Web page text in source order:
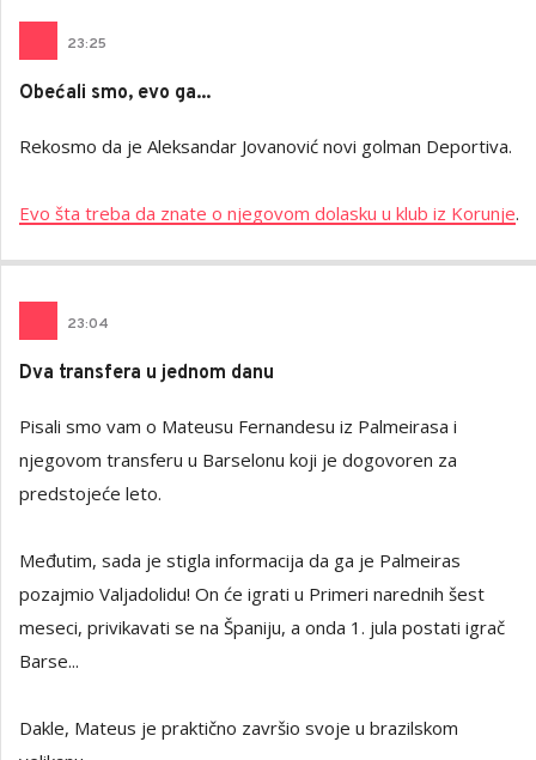
23:25
Obećali smo, evo ga...
Rekosmo da je Aleksandar Jovanović novi golman Deportiva.
Evo šta treba da znate o njegovom dolasku u klub iz Korunje.
23:04
Dva transfera u jednom danu
Pisali smo vam o Mateusu Fernandesu iz Palmeirasa i
njegovom transferu u Barselonu koji je dogovoren za
predstojeće leto.
Međutim, sada je stigla informacija da ga je Palmeiras
pozajmio Valjadolidu! On će igrati u Primeri narednih šest
meseci, privikavati se na Španiju, a onda 1. jula postati igrač
Barse...
Dakle, Mateus je praktično završio svoje u brazilskom